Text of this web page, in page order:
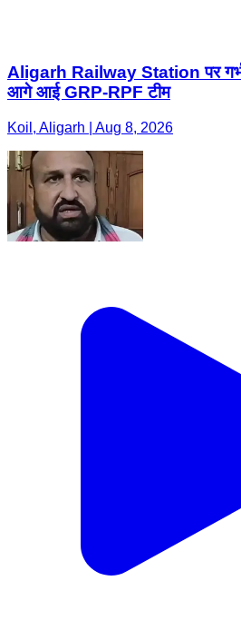
Aligarh Railway Station पर
आगे आई GRP-RPF टीम
Koil, Aligarh | Aug 8, 2026